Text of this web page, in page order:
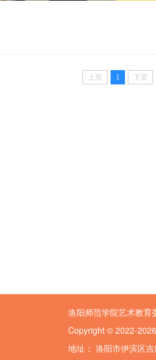
上页 1 下页
洛阳师范学院艺术教育
Copyright © 2022-
地址： 洛阳市伊滨区